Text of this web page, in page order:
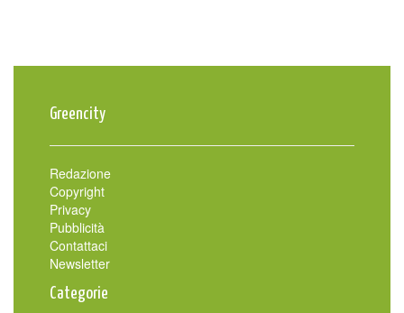
Greencity
Redazione
Copyright
Privacy
Pubblicità
Contattaci
Newsletter
Categorie